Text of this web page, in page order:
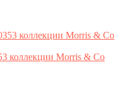
коллекции Morris & Co